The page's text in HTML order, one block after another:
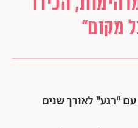
מקום"
"רגע" לאורך שנים